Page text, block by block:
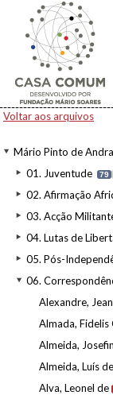
Voltar aos arquivos
Mário Pinto de
01. Juventude 79
02. Afirmação
03. Acção
04. Lutas de
05. Pós-
06.
Alexandre, Jean
Almada, Fidelis
Almeida,
Almeida, Luís de
Alva, Leonel de